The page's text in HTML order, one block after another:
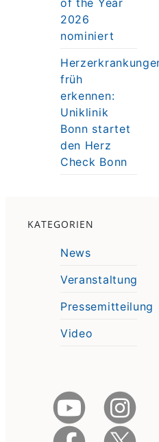
2026
nominiert
früh
erkennen:
Uniklinik
Bonn startet
den Herz
Check Bonn
KATEGORIEN
News
Veranstaltung
Pressemitteilung
Video